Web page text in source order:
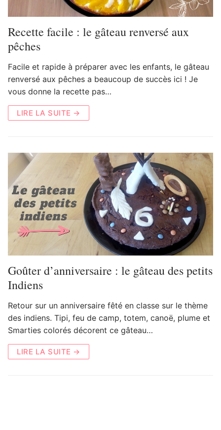
Recette facile : le gâteau renversé aux
pêches
Facile et rapide à préparer avec les enfants, le gâteau
renversé aux pêches a beaucoup de succès ici ! Je
vous donne la recette pas…
LIRE LA SUITE →
Goûter d’anniversaire : le gâteau des petits
Indiens
Retour sur un anniversaire fêté en classe sur le thème
des indiens. Tipi, feu de camp, totem, canoë, plume et
Smarties colorés décorent ce gâteau…
LIRE LA SUITE →